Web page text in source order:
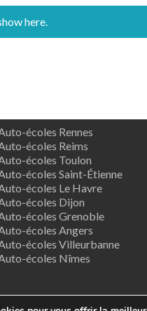
here.
écoles Rennes
écoles Reims
écoles Toulon
écoles Saint-Étienne
écoles Le Havre
écoles Dijon
écoles Grenoble
écoles Angers
écoles Villeurbanne
écoles Nîmes